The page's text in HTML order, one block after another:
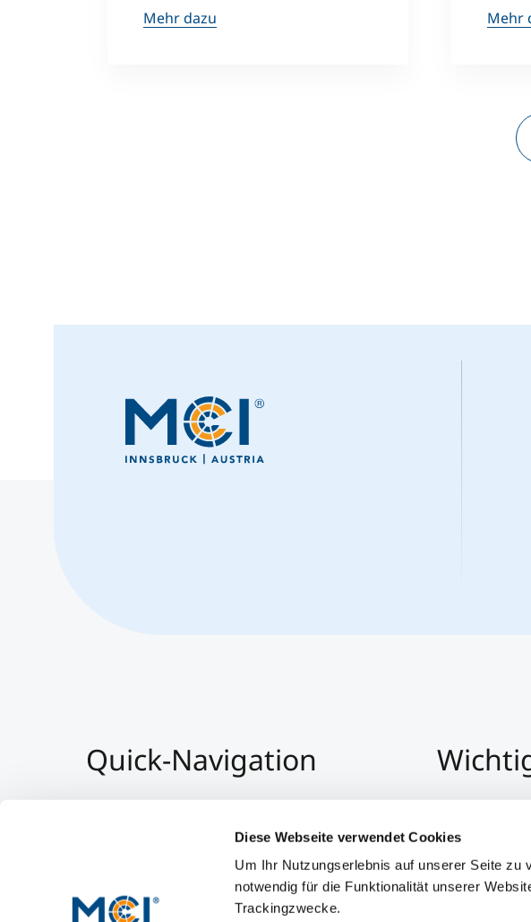
Diese Webseite verwendet Cookies
Um Ihr Nutzungserlebnis auf unserer Seite zu
notwendig für die Funktionalität unserer
Trackingzwecke.
Mehr dazu
Mehr
Quick-Navigation
Datenschutz